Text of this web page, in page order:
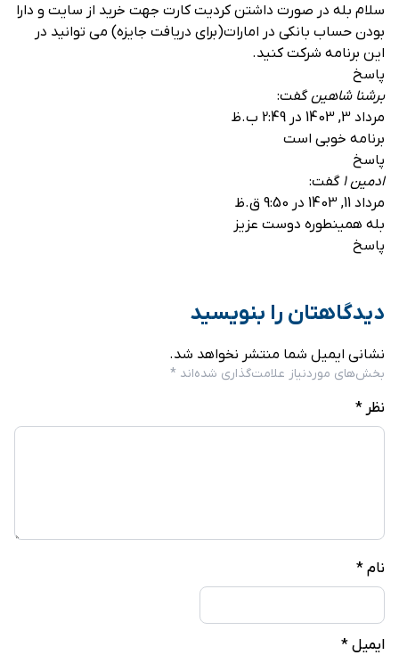
سلام بله در صورت داشتن کردیت کارت جهت خرید از سایت و دارا
بودن حساب بانکی در امارات(برای دریافت جایزه) می توانید در
این برنامه شرکت کنید.
پاسخ
برشنا شاهین گفت:
مرداد 3, 1403 در 2:49 ب.ظ
برنامه خوبی است
پاسخ
ادمین 1 گفت:
مرداد 11, 1403 در 9:50 ق.ظ
بله همینطوره دوست عزیز
پاسخ
دیدگاهتان را بنویسید
نشانی ایمیل شما منتشر نخواهد شد.
بخش‌های موردنیاز علامت‌گذاری شده‌اند *
نظر *
نام *
ایمیل *